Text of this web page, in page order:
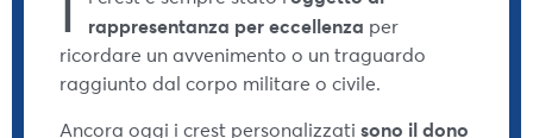
rappresentanza per eccellenza per
ricordare un avvenimento o un traguardo
raggiunto dal corpo militare o civile.
Ancora oggi i crest personalizzati sono il dono